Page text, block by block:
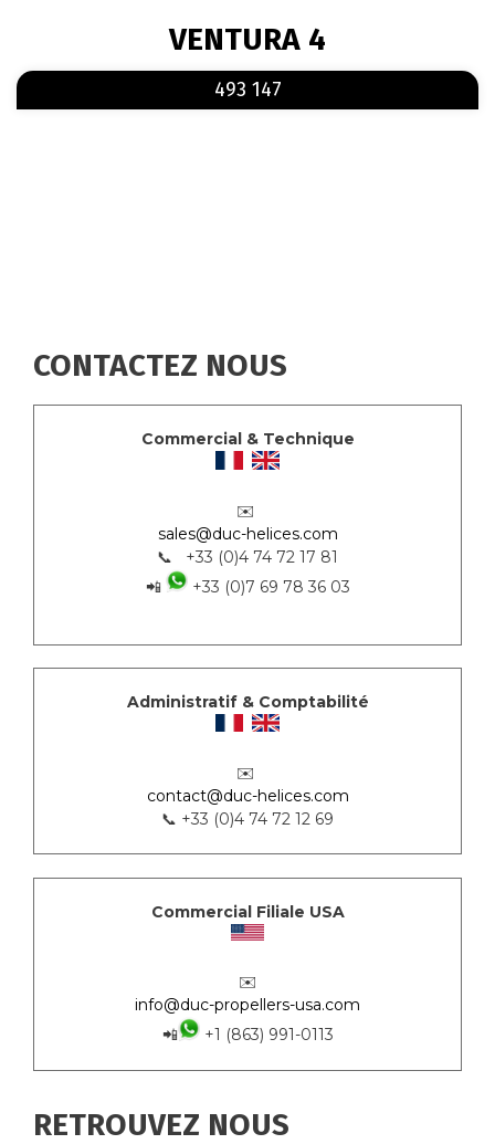
VENTURA 4
493 147
CONTACTEZ NOUS
Commercial & Technique
✉️
sales@duc-helices.com
📞 +33 (0)4 74 72 17 81
📲
+33 (0)7 69 78 36 03
Administratif & Comptabilité
✉️
contact@duc-helices.com
📞 +33 (0)4 74 72 12 69
Commercial Filiale USA
✉️
info@duc-propellers-usa.com
📲
+1 (863) 991-0113
RETROUVEZ NOUS